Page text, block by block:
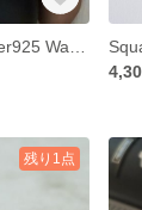
残り1点